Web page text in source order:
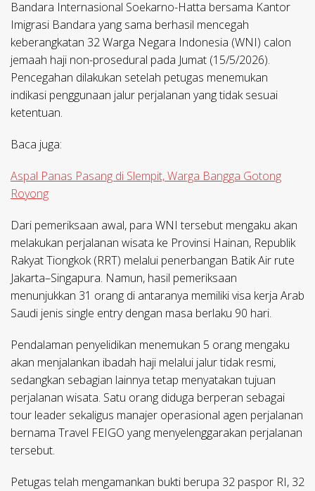
Bandara Internasional Soekarno-Hatta bersama Kantor
Imigrasi Bandara yang sama berhasil mencegah
keberangkatan 32 Warga Negara Indonesia (WNI) calon
jemaah haji non-prosedural pada Jumat (15/5/2026).
Pencegahan dilakukan setelah petugas menemukan
indikasi penggunaan jalur perjalanan yang tidak sesuai
ketentuan.
Baca juga:
Aspal Panas Pasang di Slempit, Warga Bangga Gotong
Royong
Dari pemeriksaan awal, para WNI tersebut mengaku akan
melakukan perjalanan wisata ke Provinsi Hainan, Republik
Rakyat Tiongkok (RRT) melalui penerbangan Batik Air rute
Jakarta–Singapura. Namun, hasil pemeriksaan
menunjukkan 31 orang di antaranya memiliki visa kerja Arab
Saudi jenis single entry dengan masa berlaku 90 hari.
Pendalaman penyelidikan menemukan 5 orang mengaku
akan menjalankan ibadah haji melalui jalur tidak resmi,
sedangkan sebagian lainnya tetap menyatakan tujuan
perjalanan wisata. Satu orang diduga berperan sebagai
tour leader sekaligus manajer operasional agen perjalanan
bernama Travel FEIGO yang menyelenggarakan perjalanan
tersebut.
Petugas telah mengamankan bukti berupa 32 paspor RI, 32